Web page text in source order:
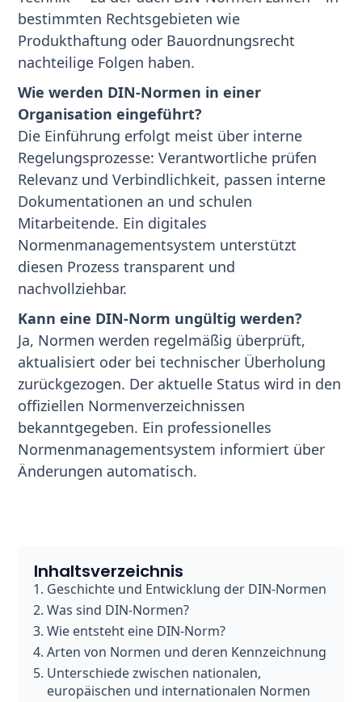
bestimmten Rechtsgebieten wie
Produkthaftung oder Bauordnungsrecht
nachteilige Folgen haben.
Wie werden DIN-Normen in einer
Organisation eingeführt?
Die Einführung erfolgt meist über interne
Regelungsprozesse: Verantwortliche prüfen
Relevanz und Verbindlichkeit, passen interne
Dokumentationen an und schulen
Mitarbeitende. Ein digitales
Normenmanagementsystem unterstützt
diesen Prozess transparent und
nachvollziehbar.
Kann eine DIN-Norm ungültig werden?
Ja, Normen werden regelmäßig überprüft,
aktualisiert oder bei technischer Überholung
zurückgezogen. Der aktuelle Status wird in den
offiziellen Normenverzeichnissen
bekanntgegeben. Ein professionelles
Normenmanagementsystem informiert über
Änderungen automatisch.
Inhaltsverzeichnis
Geschichte und Entwicklung der DIN-Normen
Was sind DIN-Normen?
Wie entsteht eine DIN-Norm?
Arten von Normen und deren Kennzeichnung
Unterschiede zwischen nationalen,
europäischen und internationalen Normen